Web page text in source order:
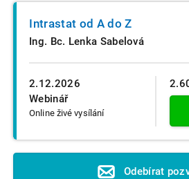
2.12.2026
Webinář
Online živé vysílání
Intrastat od A do Z
Ing. Bc. Lenka Sabelová
Odebírat